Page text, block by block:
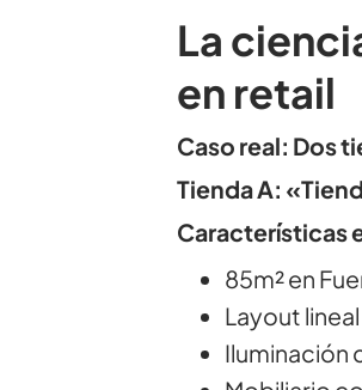
La
en retail
Caso real: Dos
Tienda A:
Características
85m² en
Layout
Iluminación